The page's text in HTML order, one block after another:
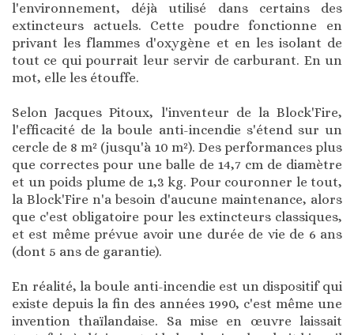
l'environnement, déjà utilisé dans certains des
extincteurs actuels. Cette poudre fonctionne en
privant les flammes d'oxygène et en les isolant de
tout ce qui pourrait leur servir de carburant. En un
mot, elle les étouffe.
Selon Jacques Pitoux, l'inventeur de la Block'Fire,
l'efficacité de la boule anti-incendie s'étend sur un
cercle de 8 m² (jusqu'à 10 m²). Des performances plus
que correctes pour une balle de 14,7 cm de diamètre
et un poids plume de 1,3 kg. Pour couronner le tout,
la Block'Fire n'a besoin d'aucune maintenance, alors
que c'est obligatoire pour les extincteurs classiques,
et est même prévue avoir une durée de vie de 6 ans
(dont 5 ans de garantie).
En réalité, la boule anti-incendie est un dispositif qui
existe depuis la fin des années 1990, c'est même une
invention thaïlandaise. Sa mise en œuvre laissait